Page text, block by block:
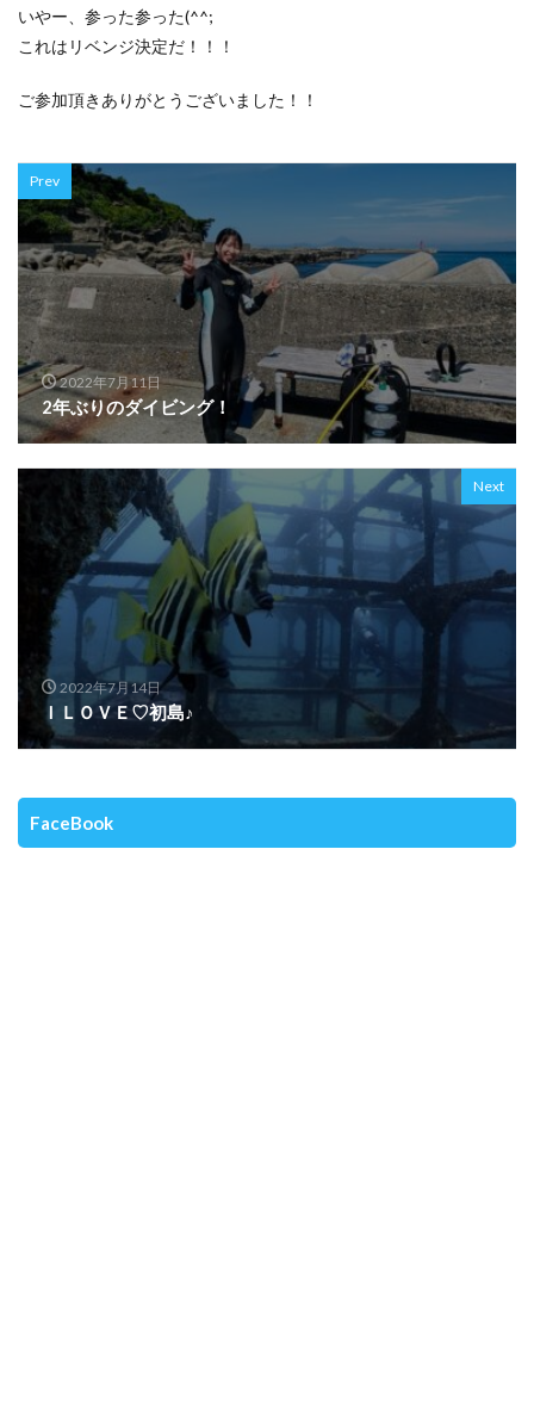
いやー、参った参った(^^;
これはリベンジ決定だ！！！
ご参加頂きありがとうございました！！
Prev
2022年7月11日
2年ぶりのダイビング！
Next
2022年7月14日
ＩＬＯＶＥ♡初島♪
FaceBook